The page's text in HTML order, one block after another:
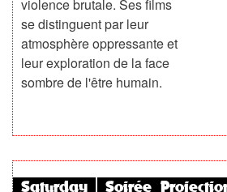
violence brutale. Ses films
se distinguent par leur
atmosphère oppressante et
leur exploration de la face
sombre de l'être humain.
Saturday Soirée